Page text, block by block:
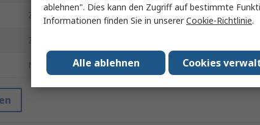
Zubehörtyp Adapterplatte
Zur Verwendung mit HMI
Normen/Zulassungen No
ablehnen". Dies kann den Zugriff auf bestimmte
Informationen finden Sie in unsererCookie-Richtlinie.
Cookies
Alle ablehnen